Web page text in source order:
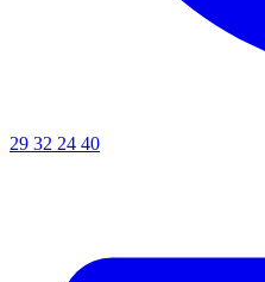
29 32 24 40